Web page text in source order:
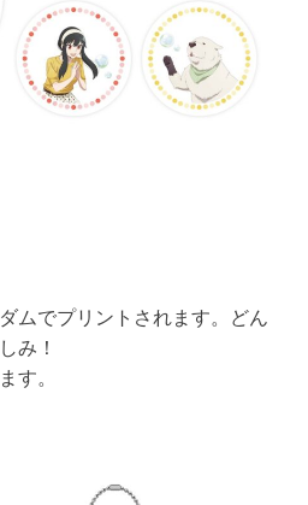
ムでプリントされます。どん
み！
す。